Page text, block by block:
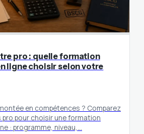
pro : quelle formation
ligne choisir selon votre
en compétences ? Comparez
pro pour choisir une formation
: programme, niveau,…